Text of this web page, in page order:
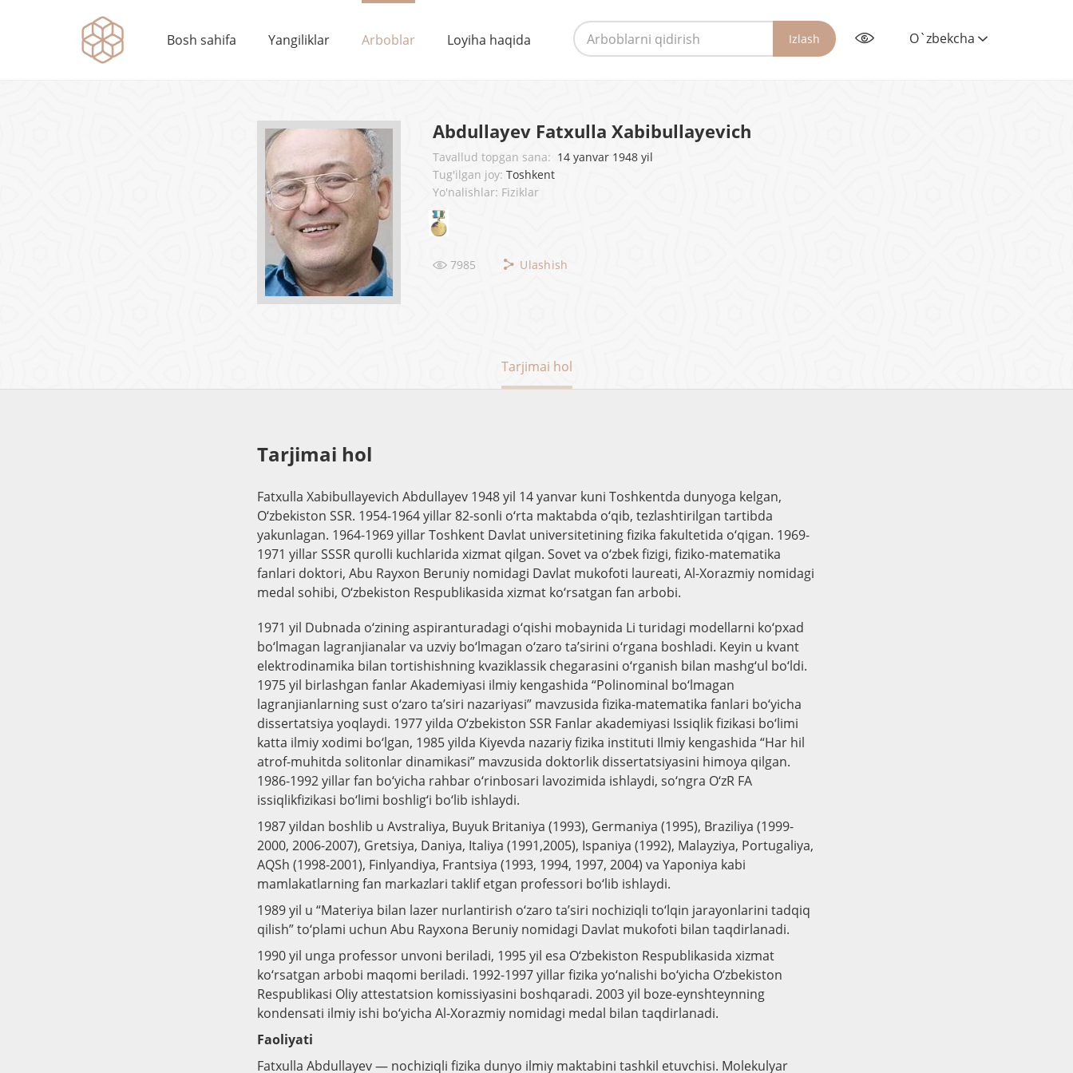
Bosh sahifa Yangiliklar Arboblar Loyiha haqida Izlash O`zbekcha
Abdullayev Fatxulla Xabibullayevich
Tavallud topgan sana: 14 yanvar 1948 yil
Tug'ilgan joy: Toshkent
Yo'nalishlar: Fiziklar
7985 Ulashish
Tarjimai hol
Tarjimai hol
Fatxulla Xabibullayevich Abdullayev 1948 yil 14 yanvar kuni Toshkentda dunyoga kelgan,
O‘zbekiston SSR. 1954-1964 yillar 82-sonli o‘rta maktabda o‘qib, tezlashtirilgan tartibda
yakunlagan. 1964-1969 yillar Toshkent Davlat universitetining fizika fakultetida o‘qigan. 1969-
1971 yillar SSSR qurolli kuchlarida xizmat qilgan. Sovet va o‘zbek fizigi, fiziko-matematika
fanlari doktori, Abu Rayxon Beruniy nomidagi Davlat mukofoti laureati, Al-Xorazmiy nomidagi
medal sohibi, O‘zbekiston Respublikasida xizmat ko‘rsatgan fan arbobi.
1971 yil Dubnada o‘zining aspiranturadagi o‘qishi mobaynida Li turidagi modellarni ko‘pxad
bo‘lmagan lagranjianalar va uzviy bo‘lmagan o‘zaro ta’sirini o‘rgana boshladi. Keyin u kvant
elektrodinamika bilan tortishishning kvaziklassik chegarasini o‘rganish bilan mashg‘ul bo‘ldi.
1975 yil birlashgan fanlar Akademiyasi ilmiy kengashida “Polinominal bo‘lmagan
lagranjianlarning sust o‘zaro ta’siri nazariyasi” mavzusida fizika-matematika fanlari bo‘yicha
dissertatsiya yoqlaydi. 1977 yilda O‘zbekiston SSR Fanlar akademiyasi Issiqlik fizikasi bo‘limi
katta ilmiy xodimi bo‘lgan, 1985 yilda Kiyevda nazariy fizika instituti Ilmiy kengashida “Har hil
atrof-muhitda solitonlar dinamikasi” mavzusida doktorlik dissertatsiyasini himoya qilgan.
1986-1992 yillar fan bo‘yicha rahbar o‘rinbosari lavozimida ishlaydi, so‘ngra O‘zR FA
issiqlikfizikasi bo‘limi boshlig‘i bo‘lib ishlaydi.
1987 yildan boshlib u Avstraliya, Buyuk Britaniya (1993), Germaniya (1995), Braziliya (1999-
2000, 2006-2007), Gretsiya, Daniya, Italiya (1991,2005), Ispaniya (1992), Malayziya, Portugaliya,
AQSh (1998-2001), Finlyandiya, Frantsiya (1993, 1994, 1997, 2004) va Yaponiya kabi
mamlakatlarning fan markazlari taklif etgan professori bo‘lib ishlaydi.
1989 yil u “Materiya bilan lazer nurlantirish o‘zaro ta’siri nochiziqli to‘lqin jarayonlarini tadqiq
qilish” to‘plami uchun Abu Rayxona Beruniy nomidagi Davlat mukofoti bilan taqdirlanadi.
1990 yil unga professor unvoni beriladi, 1995 yil esa O‘zbekiston Respublikasida xizmat
ko‘rsatgan arbobi maqomi beriladi. 1992-1997 yillar fizika yo‘nalishi bo‘yicha O‘zbekiston
Respublikasi Oliy attestatsion komissiyasini boshqaradi. 2003 yil boze-eynshteynning
kondensati ilmiy ishi bo‘yicha Al-Xorazmiy nomidagi medal bilan taqdirlanadi.
Faoliyati
Fatxulla Abdullayev — nochiziqli fizika dunyo ilmiy maktabini tashkil etuvchisi. Molekulyar